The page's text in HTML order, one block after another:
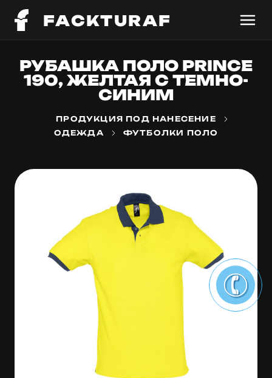
FACKTURAF
РУБАШКА ПОЛО PRINCE
190, ЖЕЛТАЯ С ТЕМНО-
СИНИМ
ПРОДУКЦИЯ ПОД НАНЕСЕНИЕ
ОДЕЖДА
ФУТБОЛКИ ПОЛО